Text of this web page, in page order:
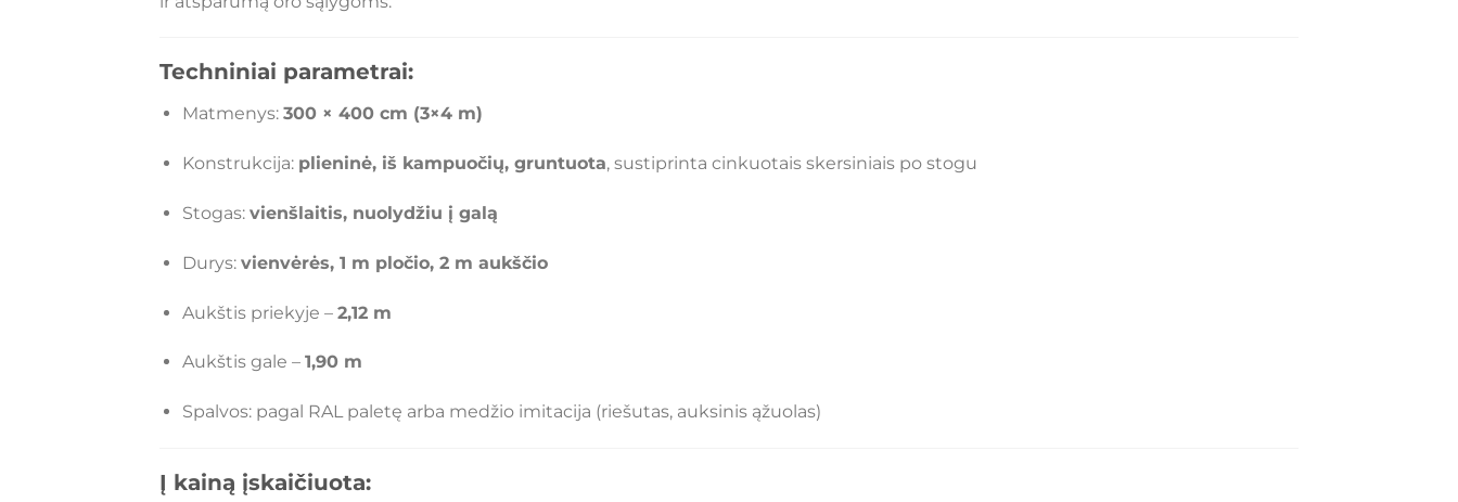
Techniniai parametrai:
Matmenys: 300 × 400 cm (3×4 m)
Konstrukcija: plieninė, iš kampuočių, gruntuota, sustiprinta cinkuotais skersiniais po stogu
Stogas: vienšlaitis, nuolydžiu į galą
Durys: vienvėrės, 1 m pločio, 2 m aukščio
Aukštis priekyje – 2,12 m
Aukštis gale – 1,90 m
Spalvos: pagal RAL paletę arba medžio imitacija (riešutas, auksinis ąžuolas)
Į kainą įskaičiuota: